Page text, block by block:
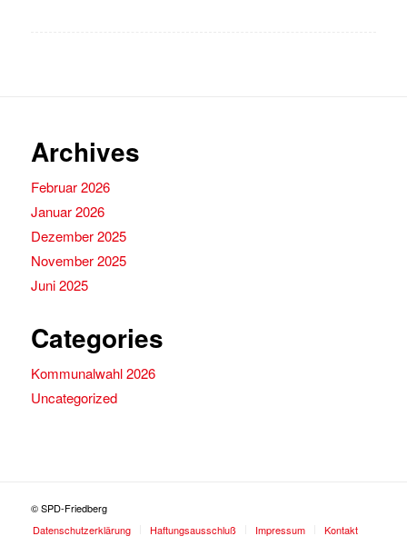
Archives
Februar 2026
Januar 2026
Dezember 2025
November 2025
Juni 2025
Categories
Kommunalwahl 2026
Uncategorized
© SPD-Friedberg
Datenschutzerklärung
Haftungsausschluß Impressum Kontakt